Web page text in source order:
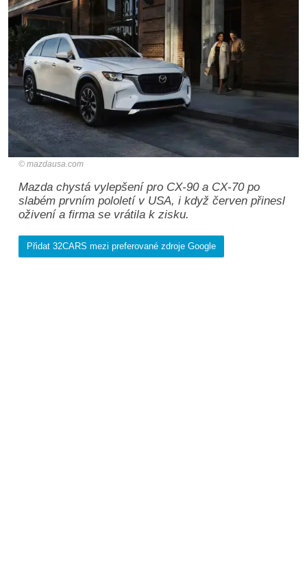
mazdausa.com
Mazda chystá vylepšení pro CX-90 a CX-70 po
slabém prvním pololetí v USA, i když červen přinesl
oživení a firma se vrátila k zisku.
Přidat 32CARS mezi preferované zdroje Google